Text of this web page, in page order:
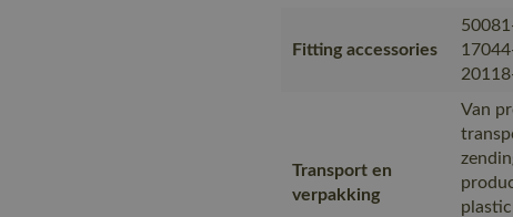
Fitting accessories
Transport en
verpakking
Van